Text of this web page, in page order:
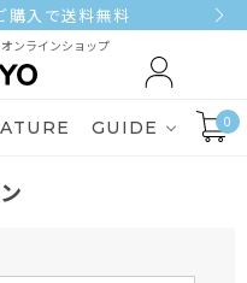
購入で送料無料
ンラインショップ
GUIDE 0